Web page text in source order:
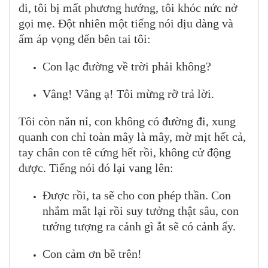
đi, tôi bị mất phương hướng, tôi khóc nức nở
gọi mẹ. Đột nhiên một tiếng nói dịu dàng và
ấm áp vọng đến bên tai tôi:
Con lạc đường về trời phải không?
Vâng! Vâng ạ! Tôi mừng rỡ trả lời.
Tôi còn năn nỉ, con không có đường đi, xung
quanh con chỉ toàn mây là mây, mờ mịt hết cả,
tay chân con tê cứng hết rồi, không cử động
được. Tiếng nói đó lại vang lên:
Được rồi, ta sẽ cho con phép thần. Con
nhắm mắt lại rồi suy tưởng thật sâu, con
tưởng tượng ra cảnh gì ắt sẽ có cảnh ấy.
Con cảm ơn bề trên!